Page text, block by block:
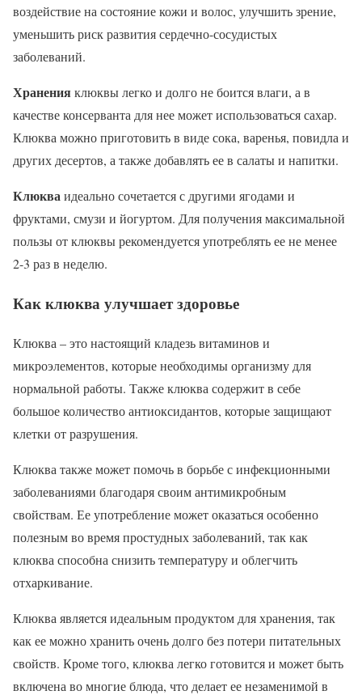
воздействие на состояние кожи и волос, улучшить зрение,
уменьшить риск развития сердечно-сосудистых
заболеваний.
Храненияклюквы легко и долго не боится влаги, а в
качестве консерванта для нее может использоваться сахар.
Клюква можно приготовить в виде сока, варенья, повидла и
других десертов, а также добавлять ее в салаты и напитки.
Клюкваидеально сочетается с другими ягодами и
фруктами, смузи и йогуртом. Для получения максимальной
пользы от клюквы рекомендуется употреблять ее не менее
2-3 раз в неделю.
Как клюква улучшает здоровье
Клюква – это настоящий кладезь витаминов и
микроэлементов, которые необходимы организму для
нормальной работы. Также клюква содержит в себе
большое количество антиоксидантов, которые защищают
клетки от разрушения.
Клюква также может помочь в борьбе с инфекционными
заболеваниями благодаря своим антимикробным
свойствам. Ее употребление может оказаться особенно
полезным во время простудных заболеваний, так как
клюква способна снизить температуру и облегчить
отхаркивание.
Клюква является идеальным продуктом для хранения, так
как ее можно хранить очень долго без потери питательных
свойств. Кроме того, клюква легко готовится и может быть
включена во многие блюда, что делает ее незаменимой в